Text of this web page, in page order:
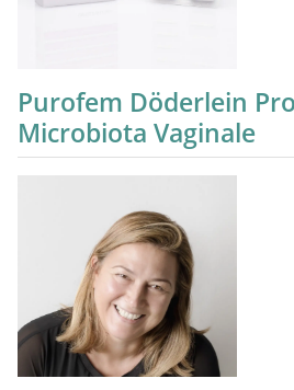
Purofem Döderlein
Microbiota Vaginale